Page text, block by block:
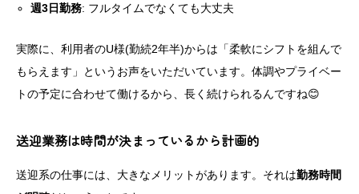
週3日勤務: フルタイムでなくても大丈夫
実際に、利用者のU様(勤続2年半)からは「柔軟にシフトを組んで
もらえます」というお声をいただいています。体調やプライベー
トの予定に合わせて働けるから、長く続けられるんですね😊
送迎業務は時間が決まっているから計画的
送迎系の仕事には、大きなメリットがあります。それは勤務時間